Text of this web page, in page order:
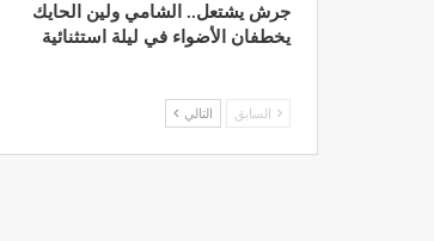
جرش يشتعل.. الشامي ولين الحايك
يخطفان الأضواء في ليلة استثنائية
السابق التالي